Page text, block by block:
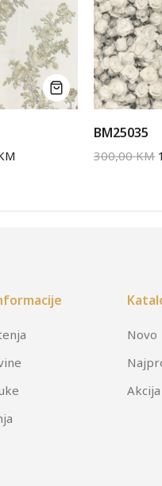
BM25035
300,00KM
Novo
Akcija